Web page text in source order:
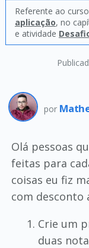
Referente ao curso
aplicação, no
e atividade
por
Olá pessoas
feitas para
coisas eu fiz
com desconto
Crie um
duas